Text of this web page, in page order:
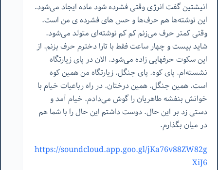
انیشتین گفت انرژی وقتی فشرده شود ماده ایجاد می‌شود.
این نوشته‌ها هم حرف‌ها و حس های فشرده ‌ی من است.
وقتی کمتر حرف می‌زنم کم کم نوشته‌ای متولد می‌شود.
شاید بیست و چهار ساعت فقط با تارا دخترم حرف بزنم. از
این سکوت حرفهایی زاده می‌شود. الان در پای زیارتگاه
نشسته‌ام. پای کوه. پای جنگل. زیارتگاه من همین کوه
است. همین جنگل. همین درختان. در راه رباعیات خیام با
خوانش بنفشه طاهریان را گوش می‌دادم. خیام آمد و
دستی زد بر این حال. دوست داشتم این حال را با شما هم
در میان بگذارم.
https://soundcloud.app.goo.gl/jKa76v88ZW82g
XiJ6